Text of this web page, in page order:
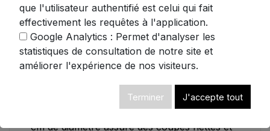
Son système de réglage précis permet
d'ajuster l'épaisseur des tranches de 0 à 23
mm, vous offrant une flexibilité totale pour
vos préparations, des carpaccios ultra-fins
aux généreuses tranches de pain de
La lame crantée en acier inoxydable de 17
cm de diamètre assure des coupes nettes et
que l'utilisateur authentifié est celui qui fait
effectivement les requêtes à l'application.
Google Analytics : Permet d'analyser les
statistiques de consultation de notre site et
améliorer l'expérience de nos visiteurs.
Terminer J'accepte tout